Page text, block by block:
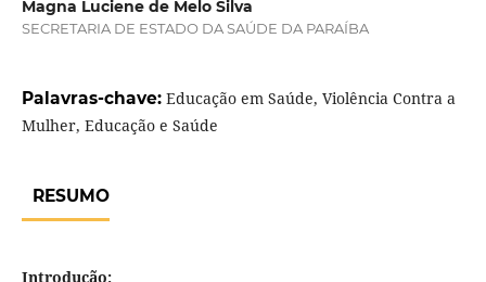
Magna Luciene de Melo Silva
SECRETARIA DE ESTADO DA SAÚDE DA PARAÍBA
Palavras-chave: Educação em Saúde, Violência Contra a
Mulher, Educação e Saúde
RESUMO
Introdução: